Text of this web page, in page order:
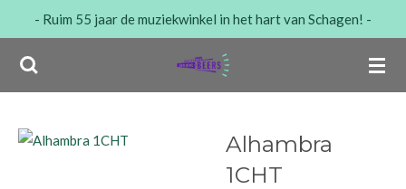
naar
de
- Ruim 55 jaar de muziekwinkel in het hart van Schagen! -
Alhambra
1CHT